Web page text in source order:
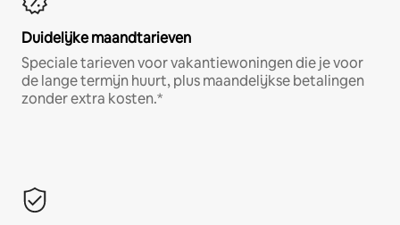
Duidelijke maandtarieven
Speciale tarieven voor vakantiewoningen die je voor
de lange termijn huurt, plus maandelijkse betalingen
zonder extra kosten.*